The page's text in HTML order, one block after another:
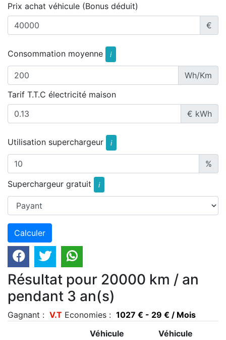
Prix achat véhicule (Bonus déduit)
€
Consommation moyenne i
Wh/Km
Tarif T.T.C électricité maison
€ kWh
Utilisation superchargeur i
%
Superchargeur gratuit
i
Résultat pour 20000 km / an
pendant 3 an(s)
Gagnant : V.T Economies : 1027 € - 29 € / Mois
Véhicule
Véhicule